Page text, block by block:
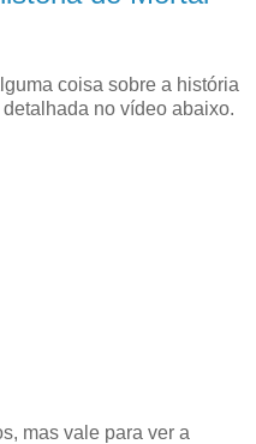
coisa sobre a história
no vídeo abaixo.
mas vale para ver a